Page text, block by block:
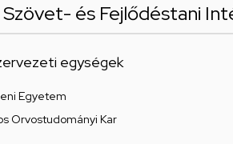
és Fejlődéstani
egységek
Egyetem
Orvostudományi Kar